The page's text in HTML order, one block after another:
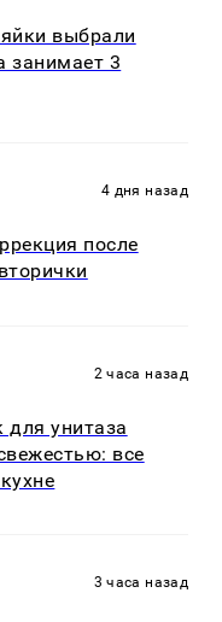
выбрали
занимает 3
4 дня назад
после
2 часа назад
для унитаза
все
3 часа назад